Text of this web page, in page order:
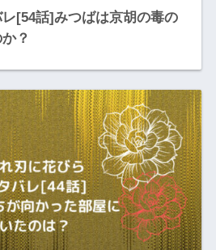
[54話]みつばは京胡の毒の
？